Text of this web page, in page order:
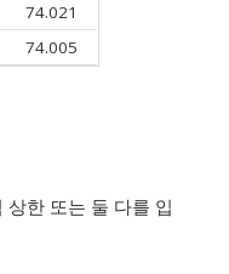
74.021
74.005
한 또는 둘 다를 입